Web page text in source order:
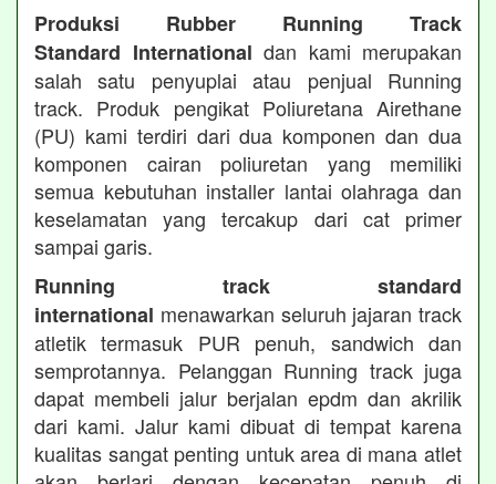
Produksi Rubber Running Track
Standard International dan kami merupakan
salah satu penyuplai atau penjual Running
track. Produk pengikat Poliuretana Airethane
(PU) kami terdiri dari dua komponen dan dua
komponen cairan poliuretan yang memiliki
semua kebutuhan installer lantai olahraga dan
keselamatan yang tercakup dari cat primer
sampai garis.
Running track standard
international menawarkan seluruh jajaran track
atletik termasuk PUR penuh, sandwich dan
semprotannya. Pelanggan Running track juga
dapat membeli jalur berjalan epdm dan akrilik
dari kami. Jalur kami dibuat di tempat karena
kualitas sangat penting untuk area di mana atlet